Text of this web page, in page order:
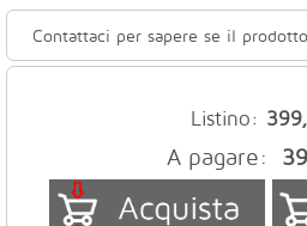
Contattaci per sapere se il
Listino:
A pagare: